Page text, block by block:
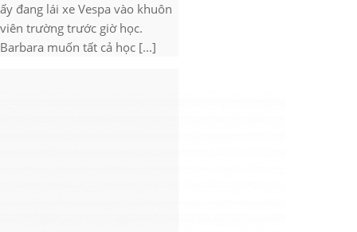
ấy đang lái xe Vespa vào khuôn
viên trường trước giờ học.
Barbara muốn tất cả học [...]